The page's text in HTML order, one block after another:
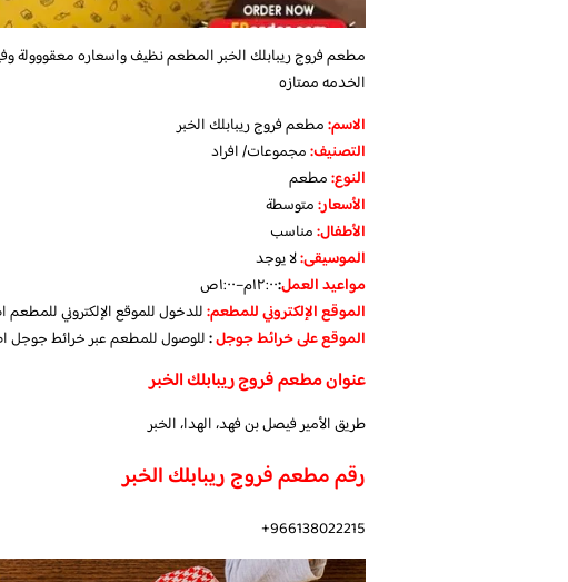
مطعم فروج ريبابلك الخبرالمطعم نظيف واسعاره معقووولة
الخدمه ممتازه
الاسم:مطعم فروج ريبابلك الخبر
التصنيف:مجموعات/ افراد
النوع:مطعم
الأسعار:متوسطة
الأطفال:مناسب
الموسيقى:لا يوجد
مواعيدالعمل:١٢:٠٠م–١:٠٠ص
الموقع الإلكتروني للمطعم:للدخول للموقع الإلكتروني للمطعم
الموقع على خرائط جوجل:للوصول للمطعم عبر خرائط جوجل
عنوان مطعم فروج ريبابلك الخبر
طريق الأمير فيصل بن فهد، الهدا، الخبر
رقم مطعم فروج ريبابلك الخبر
966138022215+